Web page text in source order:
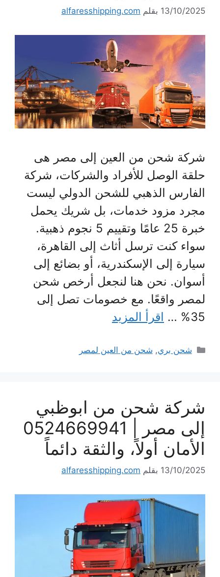
13/10/2025 بقلم alfaresshipping.com
شركة شحن من العين إلى مصر هى
حلقة الوصل للأفراد والشركات، شركة
الفارس الذهبي للشحن الدولي ليست
مجرد مزود خدمات، بل شريك يحمل
خبرة 25 عامًا وتقييم 5 نجوم ذهبية.
سواء كنت ترسل أثاث إلى القاهرة،
سيارة إلى الإسكندرية، أو بضائع إلى
أسوان. نحن هنا لنجعل أرخص شحن
لمصر واقعًا. مع خصومات تصل إلى
35% …
اقرأ المزيد
التصنيفات
شحن بري, شحن من العين لمصر
شركة شحن من ابوظبي
إلى مصر | 0524669941
الأمان أولاً، والثقة دائماً
13/10/2025 بقلم alfaresshipping.com